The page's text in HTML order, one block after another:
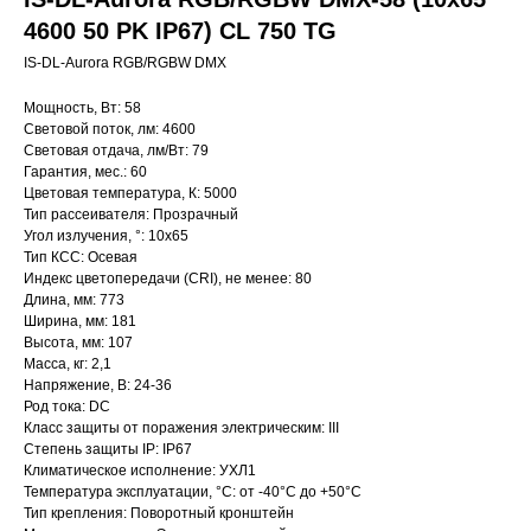
4600 50 PK IP67) CL 750 TG
IS-DL-Aurora RGB/RGBW DMX
Мощность, Вт: 58
Световой поток, лм: 4600
Световая отдача, лм/Вт: 79
Гарантия, мес.: 60
Цветовая температура, К: 5000
Тип рассеивателя: Прозрачный
Угол излучения, °: 10х65
Тип КСС: Осевая
Индекс цветопередачи (CRI), не менее: 80
Длина, мм: 773
Ширина, мм: 181
Высота, мм: 107
Масса, кг: 2,1
Напряжение, В: 24-36
Род тока: DC
Класс защиты от поражения электрическим: III
Степень защиты IP: IP67
Климатическое исполнение: УХЛ1
Температура эксплуатации, °С: от -40°C до +50°C
Тип крепления: Поворотный кронштейн